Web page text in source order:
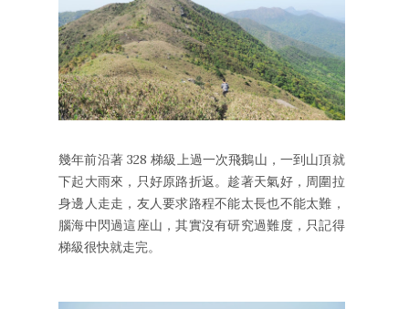
幾年前沿著 328 梯級上過一次飛鵝山，一到山頂就
下起大雨來，只好原路折返。趁著天氣好，周圍拉
身邊人走走，友人要求路程不能太長也不能太難，
腦海中閃過這座山，其實沒有研究過難度，只記得
梯級很快就走完。